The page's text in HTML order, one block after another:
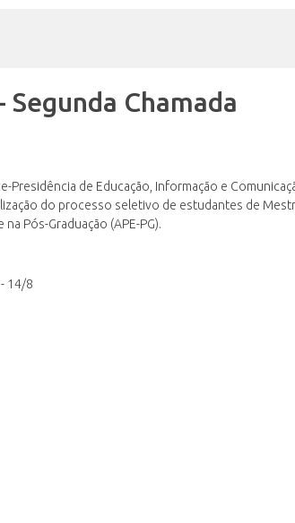
Chamada
de Educação, Informação e
do processo seletivo de estudantes de
Pós-Graduação (APE-PG).
- 14/8